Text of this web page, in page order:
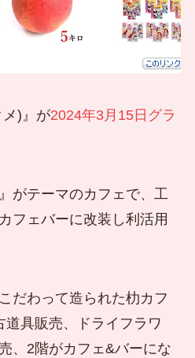
メ)』が2024年3月15日グラ
』がテーマのカフェで、工
フェバーに改装し利活用
だわって造られた朸カフ
道具販売、ドライフラワ
、2階がカフェ&バーにな